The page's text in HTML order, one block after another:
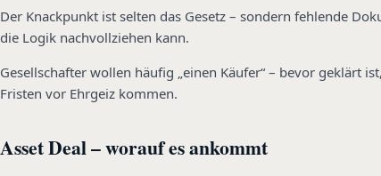
Der Knackpunkt ist selten das Gesetz – sondern fehlende
die Logik nachvollziehen kann.
Gesellschafter wollen häufig „einen Käufer“ – bevor geklärt
Fristen vor Ehrgeiz kommen.
Asset Deal – worauf es ankommt